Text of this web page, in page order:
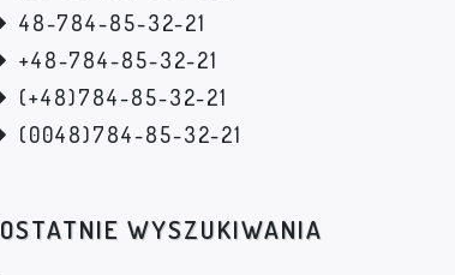
48-784-85-32-21
+48-784-85-32-21
(+48)784-85-32-21
(0048)784-85-32-21
OSTATNIE WYSZUKIWANIA